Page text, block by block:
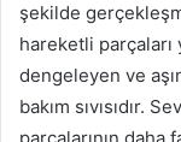
şekilde
hareketli parçaları
dengeleyen ve
bakım sıvısıdır.